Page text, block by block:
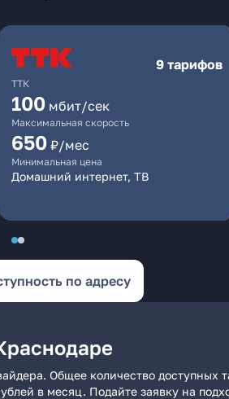
ТТК
9 тарифов
100 мбит/сек
Максимальная скорость
650 ₽/мес
Минимальная цена
Домашний интернет, ТВ
по адресу
Общее количество
в месяц. Подайте заявку на